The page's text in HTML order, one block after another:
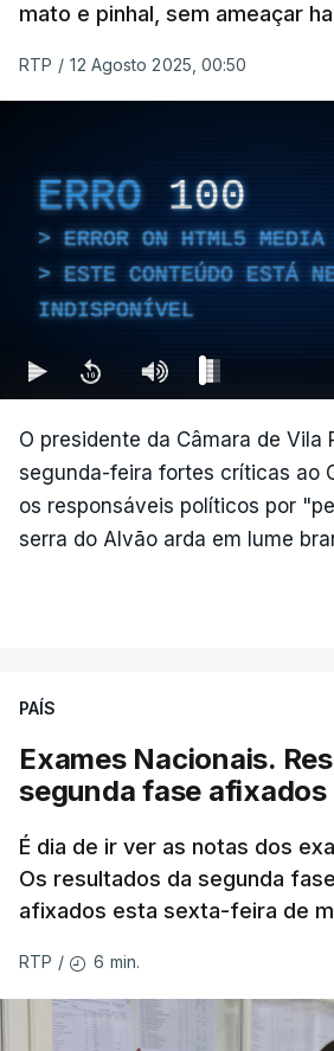
mato e pinhal, sem ameaçar
RTP / 12 Agosto 2025, 00:50
ERRO 100
ERROR ON HTML5 MEDIA
ESTE CONTEÚDO ESTÁ
INDISPONÍVEL
O presidente da Câmara de Vila
segunda-feira fortes críticas ao
os responsáveis políticos por
serra do Alvão arda em lume
PAÍS
Exames Nacionais.
segunda fase afixados
É dia de ir ver as notas dos
Os resultados da segunda
afixados esta sexta-feira de
RTP / 6 min.